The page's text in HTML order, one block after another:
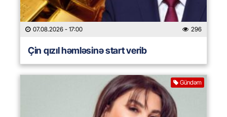
07.08.2026 - 17:00 296
Çin qızıl həmləsinə start verib
Gündəm